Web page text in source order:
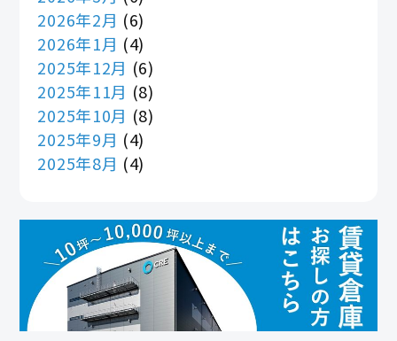
2026年2月 (6)
2026年1月 (4)
2025年12月 (6)
2025年11月 (8)
2025年10月 (8)
2025年9月 (4)
2025年8月 (4)